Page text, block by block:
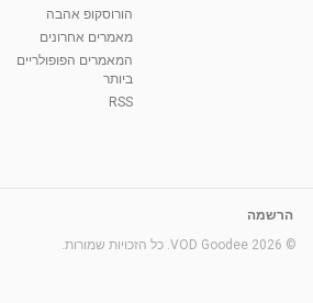
הורוסקופ אהבה
מאמרים אחרונים
המאמרים הפופולריים
ביותר
RSS
הרשמה
© 2026 VOD Goodee. כל הזכויות שמורות.